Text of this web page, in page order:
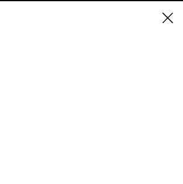
NY15
вискоза в